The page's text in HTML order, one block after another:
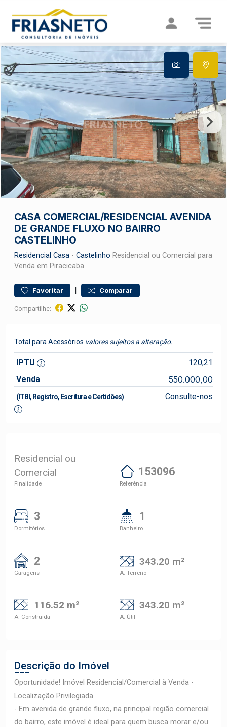
CASA COMERCIAL/RESIDENCIAL AVENIDA
DE GRANDE FLUXO NO BAIRRO
CASTELINHO
Residencial Casa - Castelinho Residencial ou Comercial para
Venda em Piracicaba
Favoritar | Comparar
Compartilhe:
Total para Acessórios valores sujeitos a alteração.
IPTU
120,21
Venda
550.000,00
(ITBI, Registro, Escritura e Certidões) Consulte-nos
Residencial ou
Comercial
Finalidade
153096
Referência
3
Dormitórios
1
Banheiro
2
Garagens
343.20 m²
A. Terreno
116.52 m²
A. Construída
343.20 m²
A. Útil
Descrição do Imóvel
Oportunidade! Imóvel Residencial/Comercial à Venda -
Localização Privilegiada
- Em avenida de grande fluxo, na principal região comercial
do bairro, este imóvel é ideal para quem busca morar e/ou